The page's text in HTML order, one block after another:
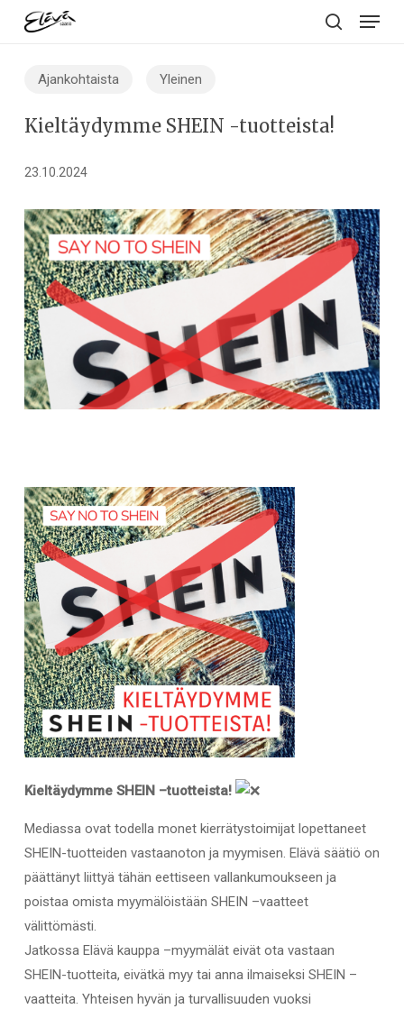
content
Menu
Ajankohtaista Yleinen
Kieltäydymme SHEIN -tuotteista!
23.10.2024
Kieltäydymme SHEIN –tuotteista!
Mediassa ovat todella monet kierrätystoimijat lopettaneet
SHEIN-tuotteiden vastaanoton ja myymisen. Elävä säätiö on
päättänyt liittyä tähän eettiseen vallankumoukseen ja
poistaa omista myymälöistään SHEIN –vaatteet
välittömästi.
Jatkossa Elävä kauppa –myymälät eivät ota vastaan
SHEIN-tuotteita, eivätkä myy tai anna ilmaiseksi SHEIN –
vaatteita. Yhteisen hyvän ja turvallisuuden vuoksi